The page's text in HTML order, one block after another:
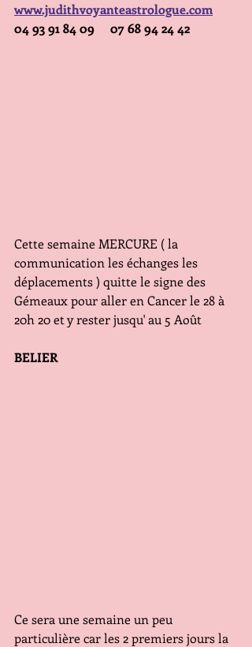
www.judithvoyanteastrologue.com
04 93 91 84 09     07 68 94 24 42
Cette semaine MERCURE ( la
communication les échanges les
déplacements ) quitte le signe des
Gémeaux pour aller en Cancer le 28 à
20h 20 et y rester jusqu' au 5 Août
BELIER
Ce sera une semaine un peu
particulière car les 2 premiers jours la